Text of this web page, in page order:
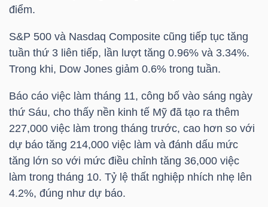
điểm.
S&P 500 và Nasdaq Composite cũng tiếp tục tăng
tuần thứ 3 liên tiếp, lần lượt tăng 0.96% và 3.34%.
Trong khi, Dow Jones giảm 0.6% trong tuần.
Báo cáo việc làm tháng 11, công bố vào sáng ngày
thứ Sáu, cho thấy nền kinh tế Mỹ đã tạo ra thêm
227,000 việc làm trong tháng trước, cao hơn so với
dự báo tăng 214,000 việc làm và đánh dấu mức
tăng lớn so với mức điều chỉnh tăng 36,000 việc
làm trong tháng 10. Tỷ lệ thất nghiệp nhích nhẹ lên
4.2%, đúng như dự báo.
ĐÔNG
DƯƠNG
TÀI
CHÍNH
CÁ
NHÂN